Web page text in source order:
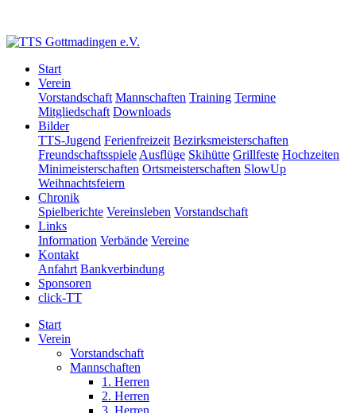
Start
Verein
Vorstandschaft Mannschaften Training Termine
Mitgliedschaft Downloads
Bilder
TTS-Jugend Ferienfreizeit Bezirksmeisterschaften
Freundschaftsspiele Ausflüge Skihütte Grillfeste Hochzeiten
Minimeisterschaften Ortsmeisterschaften SlowUp
Weihnachtsfeiern
Chronik
Spielberichte Vereinsleben Vorstandschaft
Links
Information Verbände Vereine
Kontakt
Anfahrt Bankverbindung
Sponsoren
click-TT
Start
Verein
Vorstandschaft
Mannschaften
1. Herren
2. Herren
3. Herren